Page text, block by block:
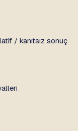
/ kanıtsız sonuç